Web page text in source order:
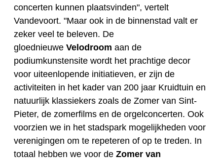
concerten kunnen plaatsvinden", vertelt
Vandevoort. "Maar ook in de binnenstad valt er
zeker veel te beleven. De
gloednieuwe Velodroom aan de
podiumkunstensite wordt het prachtige decor
voor uiteenlopende initiatieven, er zijn de
activiteiten in het kader van 200 jaar Kruidtuin en
natuurlijk klassiekers zoals de Zomer van Sint-
Pieter, de zomerfilms en de orgelconcerten. Ook
voorzien we in het stadspark mogelijkheden voor
verenigingen om te repeteren of op te treden. In
totaal hebben we voor de Zomer van